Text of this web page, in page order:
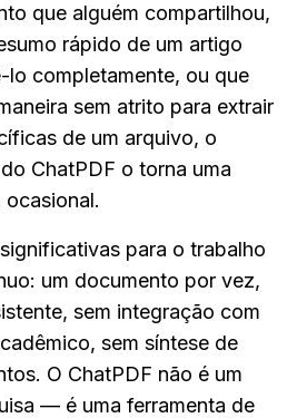
que alguém compartilhou,
rápido de um artigo
lo completamente, ou que
sem atrito para extrair
de um arquivo, o
ChatPDF o torna uma
para o trabalho
um documento por vez,
sem integração com
sem síntese de
O ChatPDF não é um
— é uma ferramenta de